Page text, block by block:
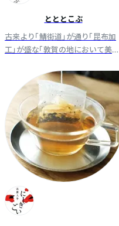
とととこぶ
古来より「鯖街道」が通り「昆布加
工」が盛な「敦賀の地において美味